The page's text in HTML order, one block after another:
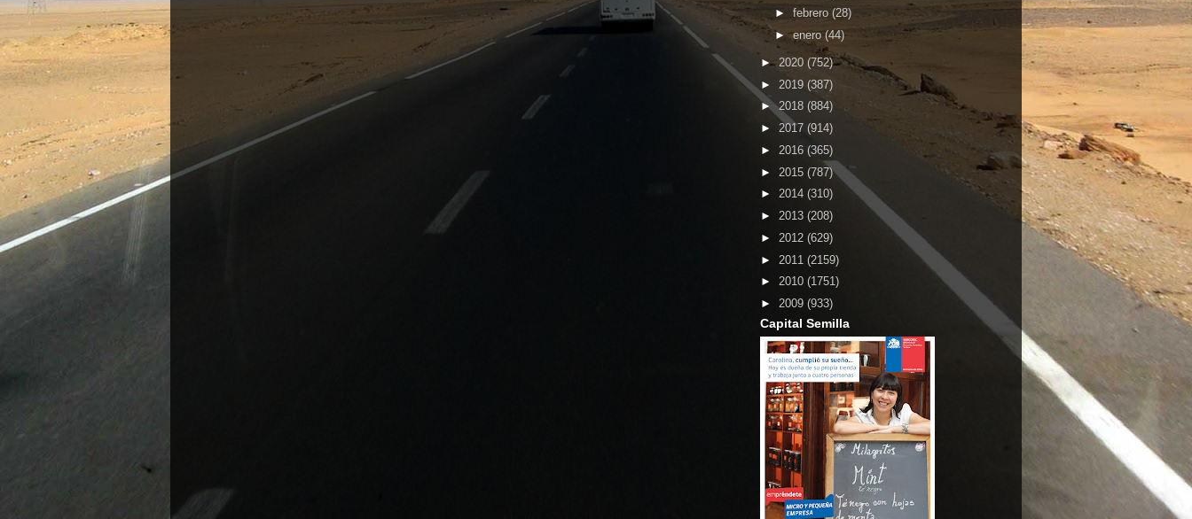
► febrero (28)
►enero(44)
► 2020 (752)
► 2019 (387)
►2018 (884)
► 2017 (914)
► 2016 (365)
► 2015 (787)
► 2014 (310)
► 2013 (208)
► 2012 (629)
► 2011 (2159)
► 2010 (1751)
► 2009 (933)
Capital Semilla